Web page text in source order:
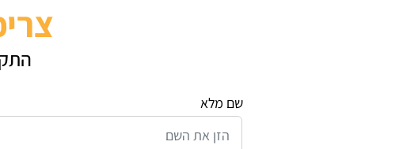
התקשרו 03-
שם מלא